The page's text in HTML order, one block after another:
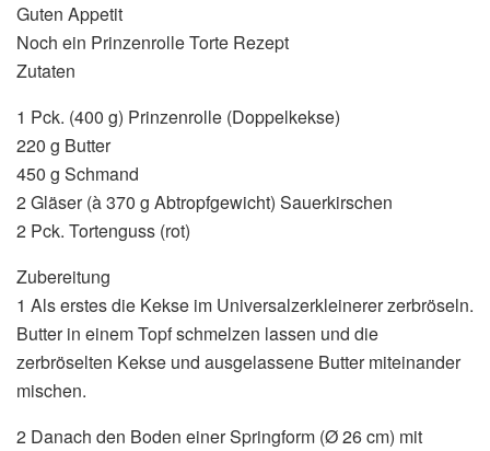
Guten Appetit
Noch ein Prinzenrolle Torte Rezept
Zutaten
1 Pck. (400 g) Prinzenrolle (Doppelkekse)
220 g Butter
450 g Schmand
2 Gläser (à 370 g Abtropfgewicht) Sauerkirschen
2 Pck. Tortenguss (rot)
Zubereitung
1 Als erstes die Kekse im Universalzerkleinerer zerbröseln.
Butter in einem Topf schmelzen lassen und die
zerbröselten Kekse und ausgelassene Butter miteinander
mischen.
2 Danach den Boden einer Springform (Ø 26 cm) mit